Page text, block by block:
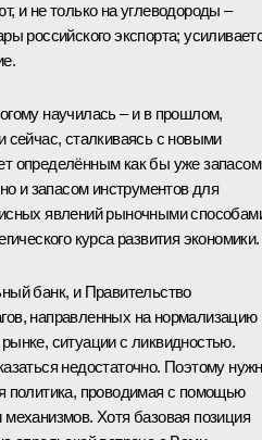
и не только на углеводороды –
российского экспорта;
научилась – и в прошлом,
сейчас, сталкиваясь с новыми
определённым как бы уже запасом
и запасом инструментов для
явлений рыночными
курса развития экономики.
банк, и Правительство
направленных на нормализацию
ситуации с ликвидностью.
недостаточно. Поэтому
политика, проводимая с помощью
Хотя базовая позиция